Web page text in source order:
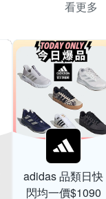
看更多
adidas 品類日快
閃均一價$1090